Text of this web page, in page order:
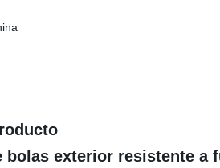
bolas exterior resistente